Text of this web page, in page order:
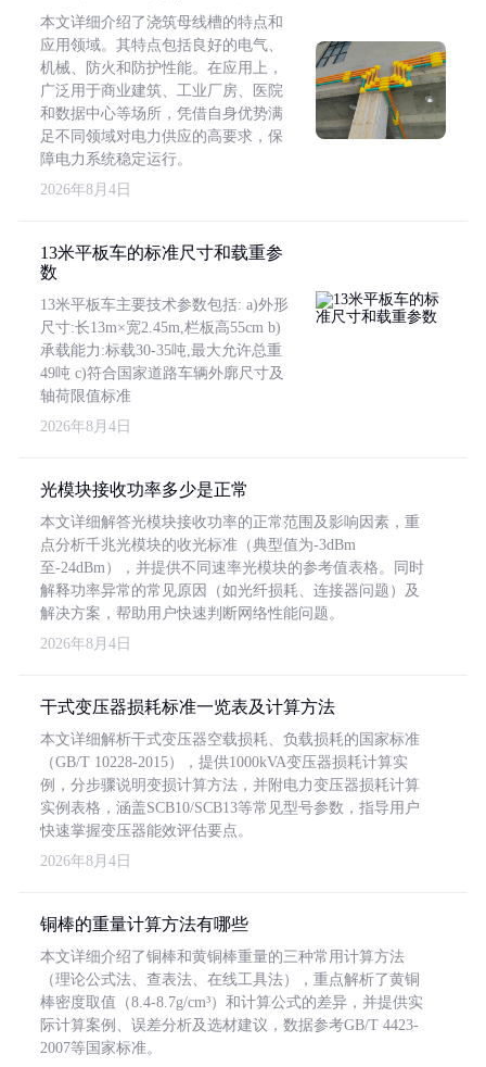
本文详细介绍了浇筑母线槽的特点和
应用领域。其特点包括良好的电气、
机械、防火和防护性能。在应用上，
广泛用于商业建筑、工业厂房、医院
和数据中心等场所，凭借自身优势满
足不同领域对电力供应的高要求，保
障电力系统稳定运行。
2026年8月4日
13米平板车的标准尺寸和载重参
数
13米平板车主要技术参数包括: a)外形
尺寸:长13m×宽2.45m,栏板高55cm b)
承载能力:标载30-35吨,最大允许总重
49吨 c)符合国家道路车辆外廓尺寸及
轴荷限值标准
2026年8月4日
光模块接收功率多少是正常
本文详细解答光模块接收功率的正常范围及影响因素，重
点分析千兆光模块的收光标准（典型值为-3dBm
至-24dBm），并提供不同速率光模块的参考值表格。同时
解释功率异常的常见原因（如光纤损耗、连接器问题）及
解决方案，帮助用户快速判断网络性能问题。
2026年8月4日
干式变压器损耗标准一览表及计算方法
本文详细解析干式变压器空载损耗、负载损耗的国家标准
（GB/T 10228-2015），提供1000kVA变压器损耗计算实
例，分步骤说明变损计算方法，并附电力变压器损耗计算
实例表格，涵盖SCB10/SCB13等常见型号参数，指导用户
快速掌握变压器能效评估要点。
2026年8月4日
铜棒的重量计算方法有哪些
本文详细介绍了铜棒和黄铜棒重量的三种常用计算方法
（理论公式法、查表法、在线工具法），重点解析了黄铜
棒密度取值（8.4-8.7g/cm³）和计算公式的差异，并提供实
际计算案例、误差分析及选材建议，数据参考GB/T 4423-
2007等国家标准。